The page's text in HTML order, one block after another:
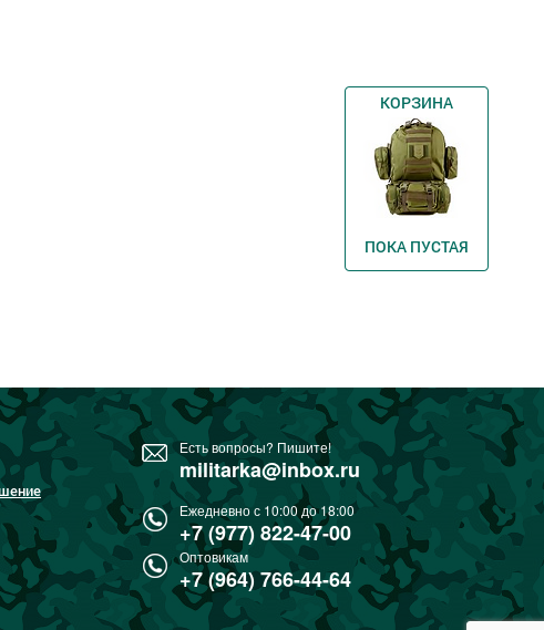
Есть вопросы? Пишите!
militarka@inbox.ru
Ежедневно с 10:00 до 18:00
+7 (977) 822-47-00
Оптовикам
+7 (964) 766-44-64
КОРЗИНА
ПОКА ПУСТАЯ